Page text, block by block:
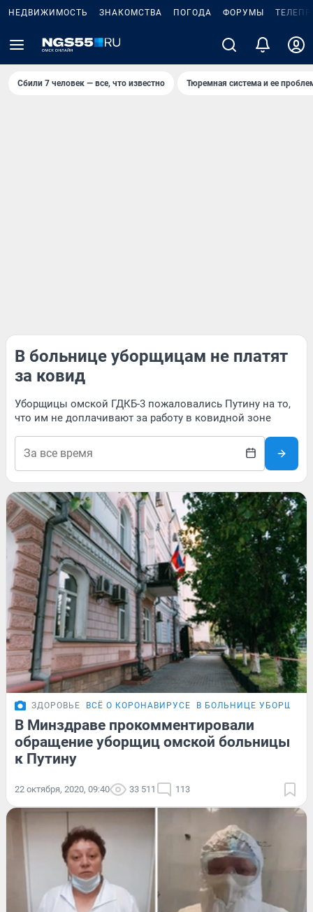
НЕДВИЖИМОСТЬ ЗНАКОМСТВА ПОГОДА ФОРУМЫ
Сбили 7 человек — все, что известно Тюремная система и ее
В больнице уборщицам не платят
за ковид
Уборщицы омской ГДКБ-3 пожаловались Путину на то,
что им не доплачивают за работу в ковидной зоне
ЗДОРОВЬЕ ВСЁ О КОРОНАВИРУСЕ В БОЛЬНИЦЕ
В Минздраве прокомментировали
обращение уборщиц омской больницы
к Путину
22 октября, 2020, 09:40 33 511 113